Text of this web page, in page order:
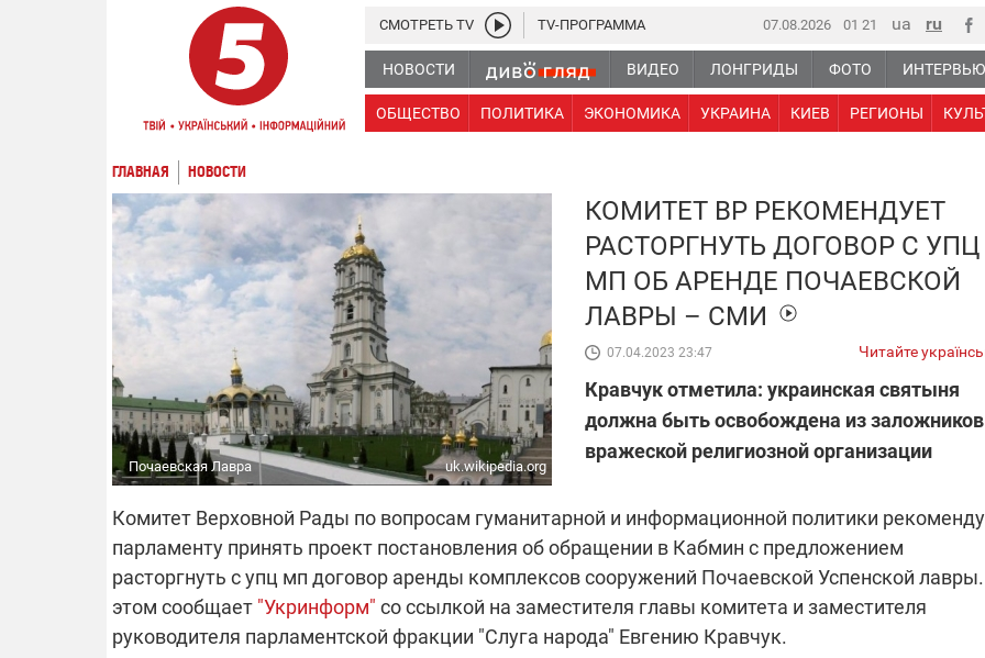
07.08.2026 01:21
НОВОСТИ ВИДЕО ЛОНГРИДЫ ФОТО ИНТЕРВЬЮ
ОБЩЕСТВО ПОЛИТИКА ЭКОНОМИКА УКРАИНА КИЕВ РЕГИОНЫ
СМОТРЕТЬ TV TV-ПРОГРАММА
ГЛАВНАЯ НОВОСТИ
Почаевская Лавра uk.wikipedia.org
КОМИТЕТ ВР РЕКОМЕНДУЕТ
РАСТОРГНУТЬ ДОГОВОР С УПЦ
МП ОБ АРЕНДЕ ПОЧАЕВСКОЙ
ЛАВРЫ – СМИ
07.04.2023 23:47 Читайте
Кравчук отметила: украинская святыня
должна быть освобождена из заложников
вражеской религиозной организации
Комитет Верховной Рады по вопросам гуманитарной и информационной политики
парламенту принять проект постановления об обращении в Кабмин с предложением
расторгнуть с упц мп договор аренды комплексов сооружений Почаевской Успенской
этом сообщает "Укринформ" со ссылкой на заместителя главы комитета и заместителя
руководителя парламентской фракции "Слуга народа" Евгению Кравчук.
ОТКЛЮЧЕНИЕ СВЕТА В УКРАИНЕ
Часть потребителей в четырех
"ПЛЕНКИ МИНДИЧА": ДЕЛО О
АФЕРАХ ДРУГА ЗЕЛЕНСКОГО
Новое подозрение по делу